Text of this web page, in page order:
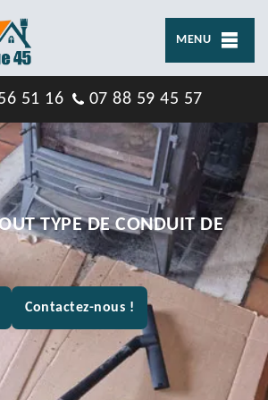
MENU
51 16 07 88 59 45 57
TYPE DE CONDUIT DE
Contactez-nous !